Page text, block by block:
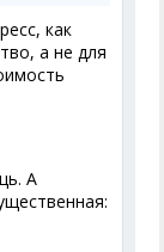
как
а не для
А